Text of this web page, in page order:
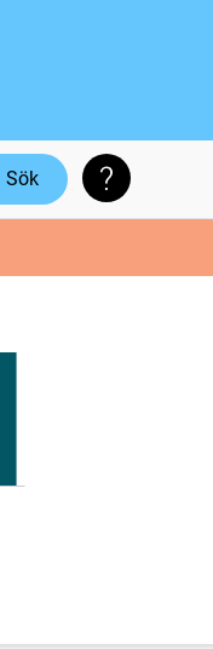
Sök Söktips